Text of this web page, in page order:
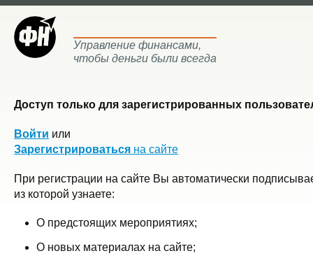
Управление финансами,
чтобы деньги были всегда
Доступ только для зарегистрированных
Войти или
Зарегистрироваться на сайте
При регистрации на сайте Вы автоматически
из которой узнаете:
О предстоящих мероприятиях;
О новых материалах на сайте;